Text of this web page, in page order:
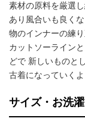
素材の原料を厳選
あり風合いも良く
物のインナーの練
カットソーライン
どで 新しいものと
古着になっていく
サイズ・お洗